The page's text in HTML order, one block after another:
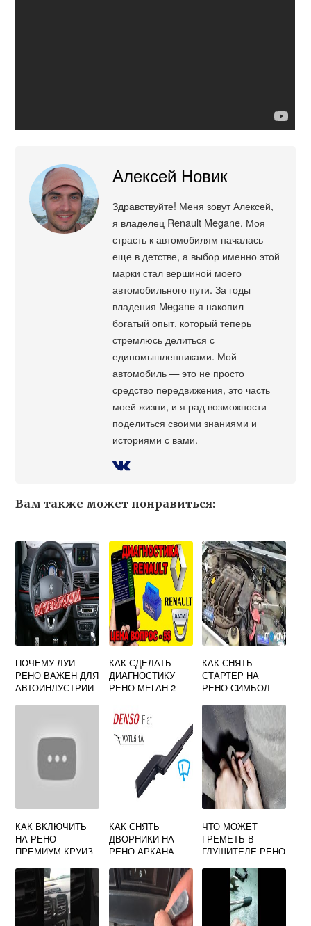
Алексей Новик
Здравствуйте! Меня зовут Алексей,
я владелец Renault Megane. Моя
страсть к автомобилям началась
еще в детстве, а выбор именно этой
марки стал вершиной моего
автомобильного пути. За годы
владения Megane я накопил
богатый опыт, который теперь
стремлюсь делиться с
единомышленниками. Мой
автомобиль — это не просто
средство передвижения, это часть
моей жизни, и я рад возможности
поделиться своими знаниями и
историями с вами.
Вам также может понравиться:
ПОЧЕМУ ЛУИ
РЕНО ВАЖЕН ДЛЯ
АВТОИНДУСТРИИ
КАК СДЕЛАТЬ
ДИАГНОСТИКУ
РЕНО МЕГАН 2
КАК СНЯТЬ
СТАРТЕР НА
РЕНО СИМБОЛ
КАК ВКЛЮЧИТЬ
НА РЕНО
ПРЕМИУМ КРУИЗ
КАК СНЯТЬ
ДВОРНИКИ НА
РЕНО АРКАНА
ЧТО МОЖЕТ
ГРЕМЕТЬ В
ГЛУШИТЕЛЕ РЕНО